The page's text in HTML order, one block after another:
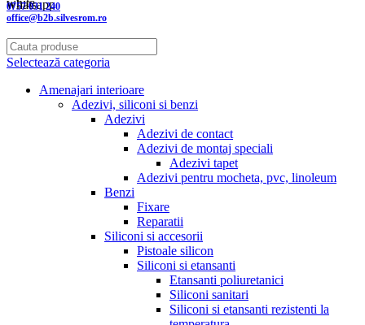
0757 031 240
office@b2b.silvesrom.ro
Selectează categoria
Amenajari interioare
Adezivi, siliconi si benzi
Adezivi
Adezivi de contact
Adezivi de montaj speciali
Adezivi tapet
Adezivi pentru mocheta, pvc, linoleum
Benzi
Fixare
Reparatii
Siliconi si accesorii
Pistoale silicon
Siliconi si etansanti
Etansanti poliuretanici
Siliconi sanitari
Siliconi si etansanti rezistenti la